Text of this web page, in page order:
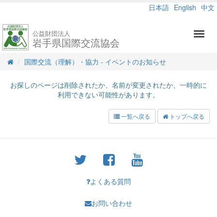
日本語 English 中文
公益財団法人
岩手県国際交流協会
国際交流（理解）・協力 - イベントのお知らせ
お探しのページは削除されたか、名前が変更されたか、一時的に
利用できない可能性があります。
一覧へ戻る トップへ戻る
よくある質問
お問い合わせ